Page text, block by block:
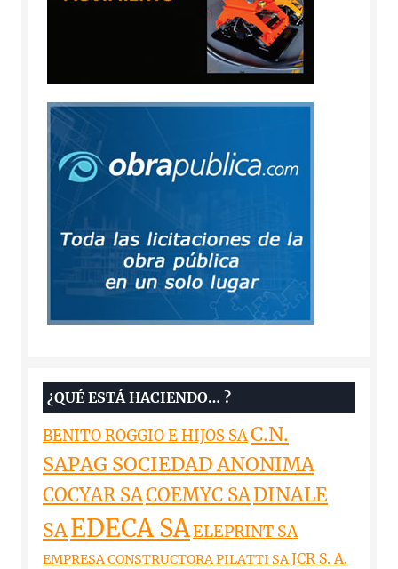
¿QUÉ ESTÁ HACIENDO… ?
BENITO ROGGIO E HIJOS SAC.N.
SAPAG SOCIEDAD ANONIMA
COCYAR SACOEMYC SADINALE
SAEDECA SAELEPRINT SA
EMPRESA CONSTRUCTORA PILATTI SAJCR S. A.